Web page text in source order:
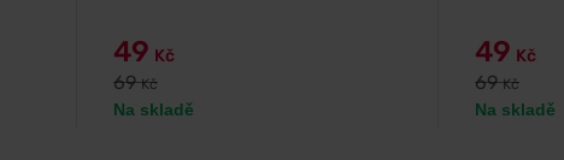
49 Kč
69Kč
Na skladě
49 Kč
69Kč
Na skladě